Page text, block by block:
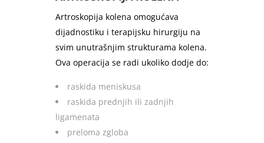
Artroskopija kolena omogućava
dijadnostiku i terapijsku hirurgiju na
svim unutrašnjim strukturama kolena.
Ova operacija se radi ukoliko dodje do:
raskida meniskusa
raskida prednjih ili zadnjih
ligamenata
preloma zgloba